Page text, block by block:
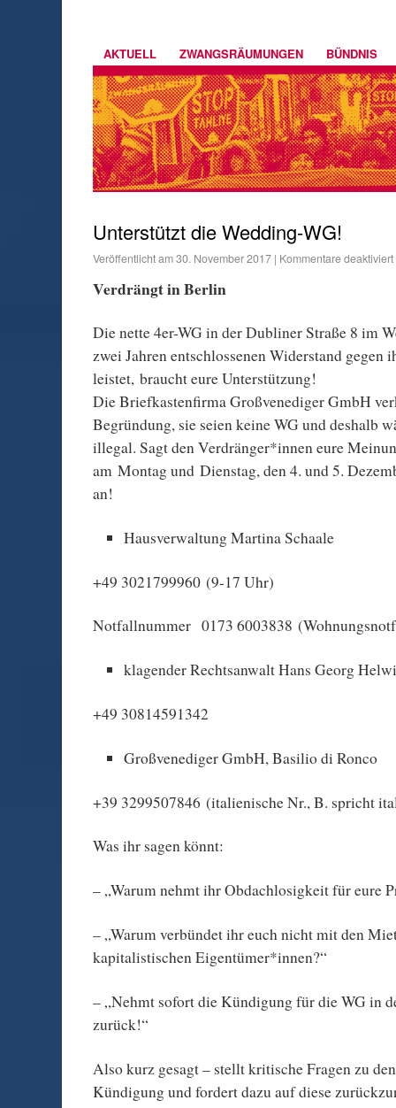
AKTUELL ZWANGSRÄUMUNGEN BÜNDNIS
Unterstützt die Wedding-WG!
Veröffentlicht am30. November 2017 | Kommentare deaktiviert
Verdrängt in Berlin
Die nette 4er-WG in der Dubliner Straße 8 im
zwei Jahren entschlossenen Widerstand gegen
leistet, braucht eure Unterstützung!
Die Briefkastenfirma Großvenediger GmbH
Begründung, sie seien keine WG und deshalb
illegal. Sagt den Verdränger*innen eure
am Montag und Dienstag, den 4. und 5.
an!
Hausverwaltung Martina Schaale
+49 3021799960 (9-17 Uhr)
Notfallnummer 0173 6003838
klagender Rechtsanwalt Hans Georg
+49 30814591342
Großvenediger GmbH, Basilio di Ronco
+39 3299507846 (italienische Nr., B. spricht
Was ihr sagen könnt:
– „Warum nehmt ihr Obdachlosigkeit für eure
– „Warum verbündet ihr euch nicht mit den
kapitalistischen Eigentümer*innen?“
– „Nehmt sofort die Kündigung für die WG in
zurück!“
Also kurz gesagt – stellt kritische Fragen zu
Kündigung und fordert dazu auf diese